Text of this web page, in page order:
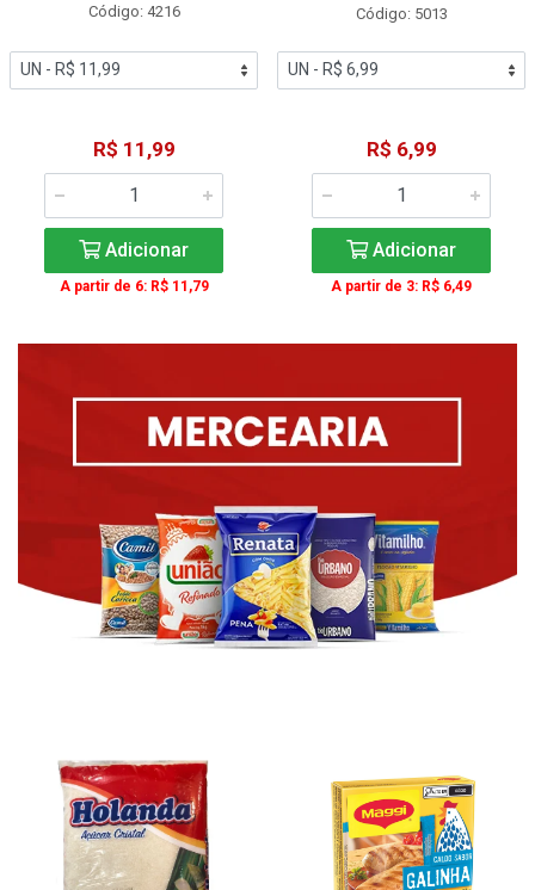
Código: 4216
R$ 11,99
Adicionar
A partir de 6: R$ 11,79
Código: 5013
R$ 6,99
Adicionar
A partir de 3: R$ 6,49